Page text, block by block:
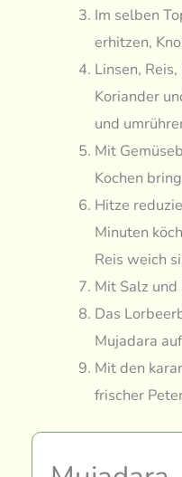
Im selben
erhitzen,
Linsen,
Koriander
und
Mit
Kochen
Hitze
Minuten
Reis weich
Mit Salz und
Das
Mujadara
Mit den
frischer